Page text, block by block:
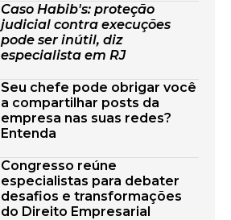
Caso Habib's: proteção
judicial contra execuções
pode ser inútil, diz
especialista em RJ
Seu chefe pode obrigar você
a compartilhar posts da
empresa nas suas redes?
Entenda
Congresso reúne
especialistas para debater
desafios e transformações
do Direito Empresarial